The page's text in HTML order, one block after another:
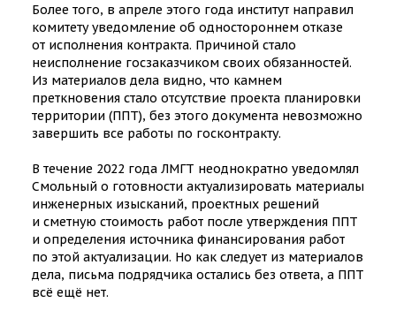
Более того, в апреле этого года институт направил
комитету уведомление об одностороннем отказе
от исполнения контракта. Причиной стало
неисполнение госзаказчиком своих обязанностей.
Из материалов дела видно, что камнем
преткновения стало отсутствие проекта планировки
территории (ППТ), без этого документа невозможно
завершить все работы по госконтракту.
В течение 2022 года ЛМГТ неоднократно уведомлял
Смольный о готовности актуализировать материалы
инженерных изысканий, проектных решений
и сметную стоимость работ после утверждения ППТ
и определения источника финансирования работ
по этой актуализации. Но как следует из материалов
дела, письма подрядчика остались без ответа, а ППТ
всё ещё нет.